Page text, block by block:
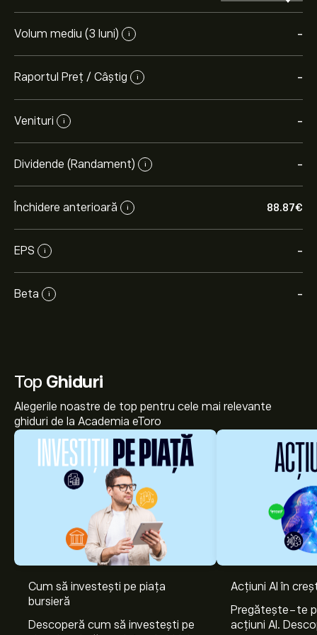
Volum mediu (3 luni) i -
Raportul Preț / Câștig i -
Venituri i -
Dividende (Randament) i -
Închidere anterioară i 88.87‎€‎
EPS i -
Beta i -
Top Ghiduri
Alegerile noastre de top pentru cele mai relevante
ghiduri de la Academia eToro
Cum să investești pe piața
bursieră
Descoperă cum să investești pe
Acțiuni AI în
Pregătește-te
acțiuni AI.
Prețul actual al acțiunilor B8A.DE este 88.87‎€‎.